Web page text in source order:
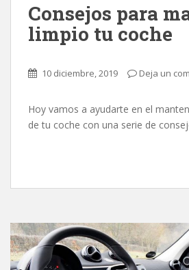
Consejos para
limpio tu coche
10 diciembre, 2019 Deja un
Hoy vamos a ayudarte en el
de tu coche con una serie de